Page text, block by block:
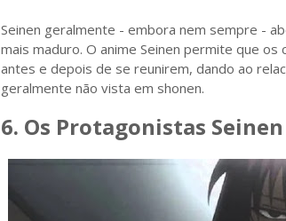
Seinen geralmente - embora nem sempre -
mais maduro. O anime Seinen permite que
antes e depois de se reunirem, dando ao
geralmente não vista em shonen.
6. Os Protagonistas